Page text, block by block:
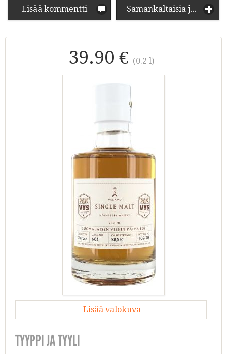
Lisää kommentti Samankaltaisia juomia
39.90 € (0.2 l)
Lisää valokuva
TYYPPI JA TYYLI